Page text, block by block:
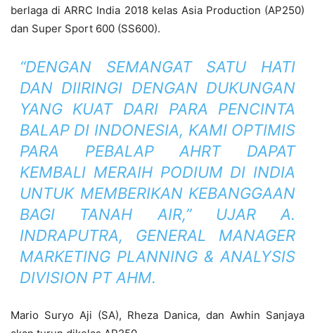
berlaga di ARRC India 2018 kelas Asia Production (AP250)
dan Super Sport 600 (SS600).
“DENGAN SEMANGAT SATU HATI
DAN DIIRINGI DENGAN DUKUNGAN
YANG KUAT DARI PARA PENCINTA
BALAP DI INDONESIA, KAMI OPTIMIS
PARA PEBALAP AHRT DAPAT
KEMBALI MERAIH PODIUM DI INDIA
UNTUK MEMBERIKAN KEBANGGAAN
BAGI TANAH AIR,” UJAR A.
INDRAPUTRA, GENERAL MANAGER
MARKETING PLANNING & ANALYSIS
DIVISION PT AHM.
Mario Suryo Aji (SA), Rheza Danica, dan Awhin Sanjaya